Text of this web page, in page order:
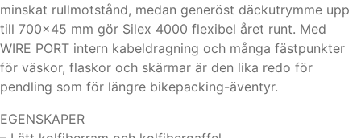
minskat rullmotstånd, medan generöst däckutrymme upp
till 700×45 mm gör Silex 4000 flexibel året runt. Med
WIRE PORT intern kabeldragning och många fästpunkter
för väskor, flaskor och skärmar är den lika redo för
pendling som för längre bikepacking-äventyr.
EGENSKAPER